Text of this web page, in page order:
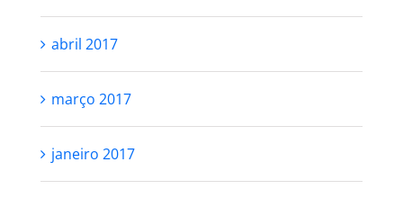
abril 2017
março 2017
janeiro 2017